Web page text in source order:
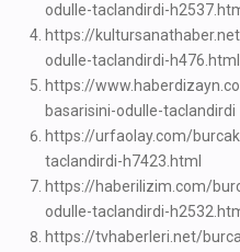
odulle-taclandirdi-
https://
odulle-taclandirdi-h476.html
https://
basarisini-odulle-taclandirdi
https://urfaolay.com/
taclandirdi-h7423.html
https://haberilizim.com/
odulle-taclandirdi-
https://tvhaberleri.net/